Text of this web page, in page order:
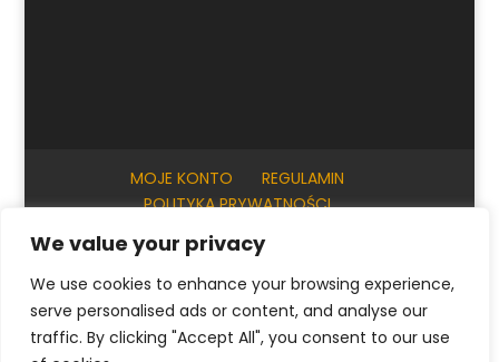
We value your privacy
We use cookies to enhance your browsing experience,
serve personalised ads or content, and analyse our
traffic. By clicking "Accept All", you consent to our use
MOJE KONTO
REGULAMIN
POLITYKA PRYWATNOŚCI
INFORMACJE PRAKTYCZNE
© ArtKrak Auction House 2023